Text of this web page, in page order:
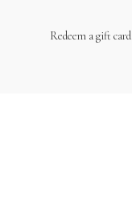
Redeem a gift card